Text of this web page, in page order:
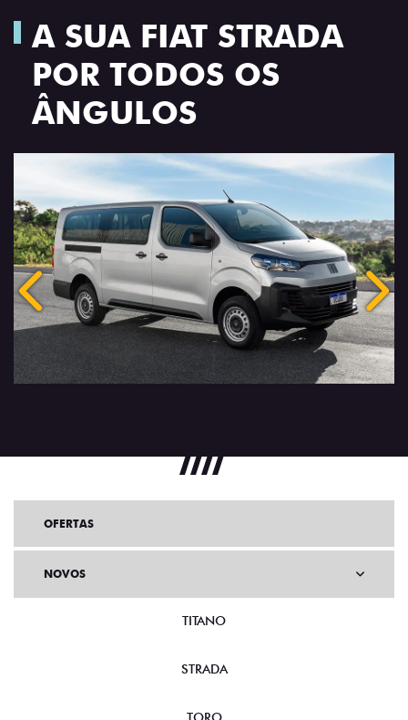
A SUA FIAT STRADA
POR TODOS OS
ÂNGULOS
Anterior
OFERTAS
NOVOS
TITANO
STRADA